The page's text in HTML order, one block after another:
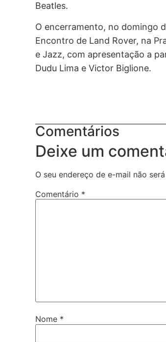
Beatles.
O encerramento, no domingo
Encontro de Land Rover, na
e Jazz, com apresentação a
Dudu Lima e Victor Biglione.
Comentários
Deixe um
O seu endereço de e-mail não
Comentário *
Nome *